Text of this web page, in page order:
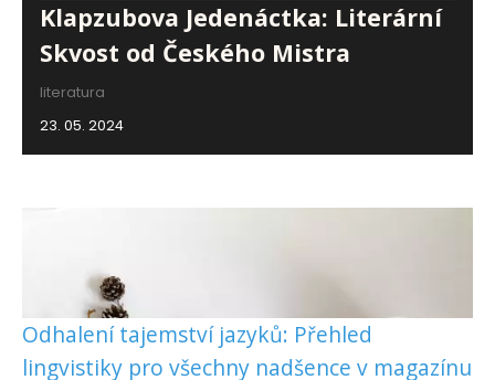
Klapzubova Jedenáctka: Literární
Skvost od Českého Mistra
literatura
23. 05. 2024
Odhalení tajemství jazyků: Přehled
lingvistiky pro všechny nadšence v magazínu